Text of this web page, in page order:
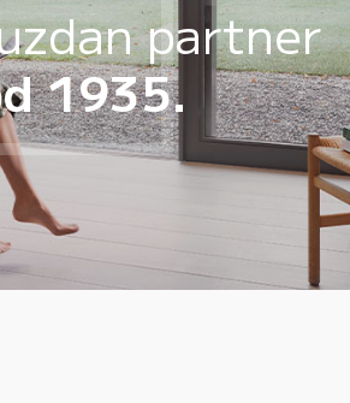
partner
1935.